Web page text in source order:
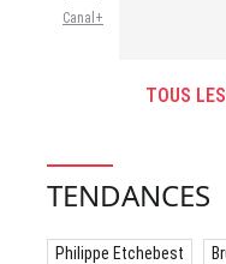
Canal+
TOUS
TENDANCES
Philippe Etchebest